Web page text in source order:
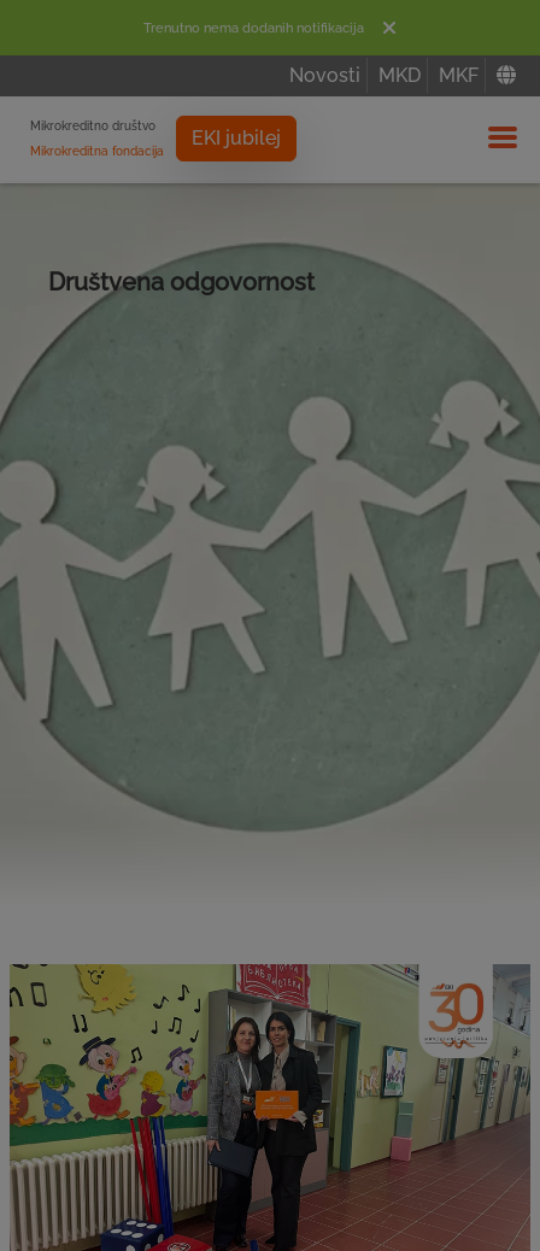
Trenutno nema dodanih notifikacija
Novosti MKD MKF
Mikrokreditno društvo
Mikrokreditna fondacija
EKI jubilej
Društvena odgovornost